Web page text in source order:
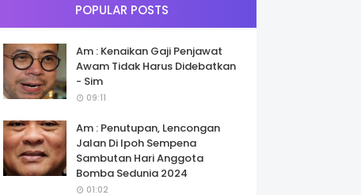
POPULAR POSTS
Am : Kenaikan Gaji Penjawat
Awam Tidak Harus Didebatkan
- Sim
09:11
Am : Penutupan, Lencongan
Jalan Di Ipoh Sempena
Sambutan Hari Anggota
Bomba Sedunia 2024
01:02